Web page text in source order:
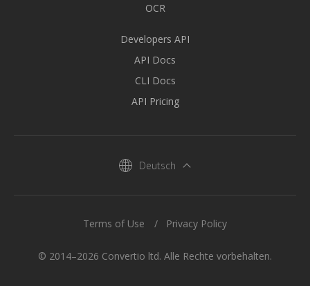
OCR
Developers API
API Docs
CLI Docs
API Pricing
Deutsch
© 2014–2026 Convertio ltd. Alle Rechte vorbehalten.
Terms of Use Privacy Policy